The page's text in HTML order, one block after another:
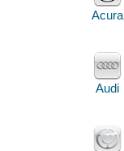
Acura
Audi